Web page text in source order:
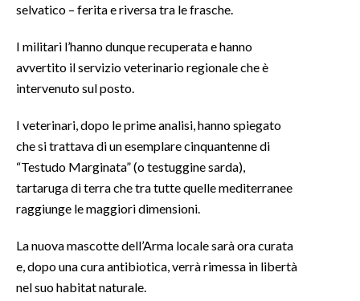
3 MINUTI CON
INFO AZIENDE
ABBONATI
ANNUNCI
NECROLOGI
PUBBLICITÀ
SPIAGGE
STORE
selvatico – ferita e riversa tra le frasche.
I militari l’hanno dunque recuperata e hanno
avvertito il servizio veterinario regionale che è
intervenuto sul posto.
I veterinari, dopo le prime analisi, hanno spiegato
che si trattava di un esemplare cinquantenne di
“Testudo Marginata” (o testuggine sarda),
tartaruga di terra che tra tutte quelle mediterranee
raggiunge le maggiori dimensioni.
La nuova mascotte dell’Arma locale sarà ora curata
e, dopo una cura antibiotica, verrà rimessa in libertà
nel suo habitat naturale.